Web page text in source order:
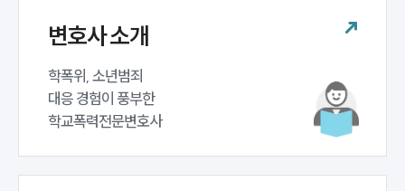
대륜법률상담예약
대륜법률상담예약
변호사 소개
학폭위, 소년범죄
대응 경험이 풍부한
학교폭력전문변호사